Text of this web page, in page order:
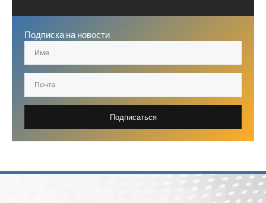
Подписка на новости
Подписаться